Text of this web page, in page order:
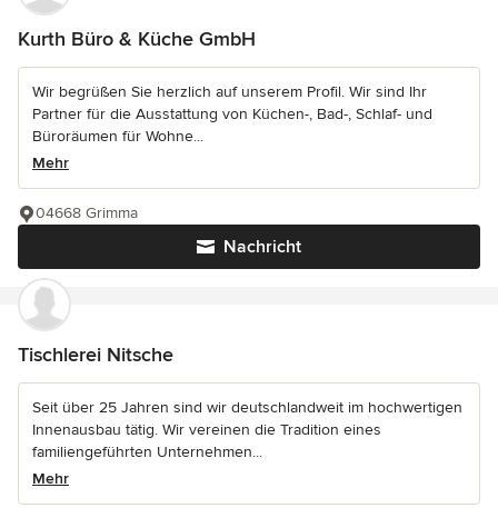
Kurth Büro & Küche GmbH
Wir begrüßen Sie herzlich auf unserem Profil. Wir sind Ihr
Partner für die Ausstattung von Küchen-, Bad-, Schlaf- und
Büroräumen für Wohne...
Mehr
Nachricht
04668 Grimma
Tischlerei Nitsche
Seit über 25 Jahren sind wir deutschlandweit im hochwertigen
Innenausbau tätig. Wir vereinen die Tradition eines
familiengeführten Unternehmen...
Mehr